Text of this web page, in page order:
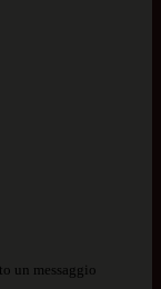
un messaggio